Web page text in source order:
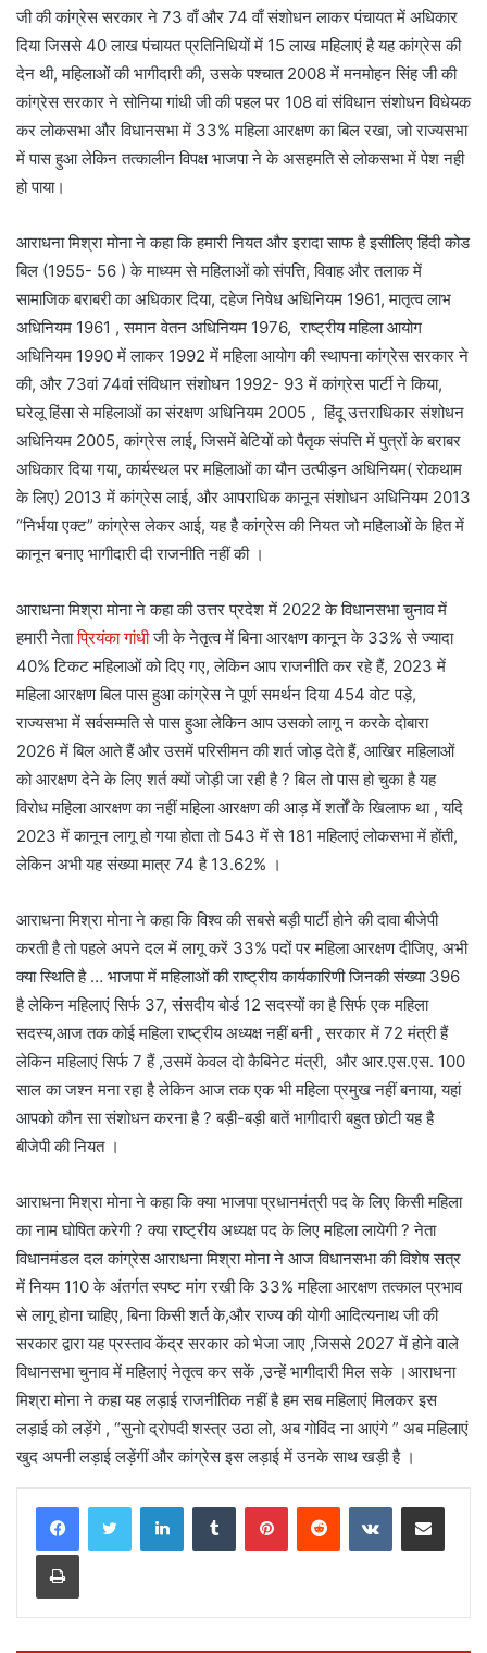
जी की कांग्रेस सरकार ने 73 वाँ और 74 वाँ संशोधन लाकर पंचायत में अधिकार
दिया जिससे 40 लाख पंचायत प्रतिनिधियों में 15 लाख महिलाएं है यह कांग्रेस की
देन थी, महिलाओं की भागीदारी की, उसके पश्चात 2008 में मनमोहन सिंह जी की
कांग्रेस सरकार ने सोनिया गांधी जी की पहल पर 108 वां संविधान संशोधन विधेयक
कर लोकसभा और विधानसभा में 33% महिला आरक्षण का बिल रखा, जो राज्यसभा
में पास हुआ लेकिन तत्कालीन विपक्ष भाजपा ने के असहमति से लोकसभा में पेश नही
हो पाया।
आराधना मिश्रा मोना ने कहा कि हमारी नियत और इरादा साफ है इसीलिए हिंदी कोड
बिल (1955- 56 ) के माध्यम से महिलाओं को संपत्ति, विवाह और तलाक में
सामाजिक बराबरी का अधिकार दिया, दहेज निषेध अधिनियम 1961, मातृत्व लाभ
अधिनियम 1961 , समान वेतन अधिनियम 1976, राष्ट्रीय महिला आयोग
अधिनियम 1990 में लाकर 1992 में महिला आयोग की स्थापना कांग्रेस सरकार ने
की, और 73वां 74वां संविधान संशोधन 1992- 93 में कांग्रेस पार्टी ने किया,
घरेलू हिंसा से महिलाओं का संरक्षण अधिनियम 2005 , हिंदू उत्तराधिकार संशोधन
अधिनियम 2005, कांग्रेस लाई, जिसमें बेटियों को पैतृक संपत्ति में पुत्रों के बराबर
अधिकार दिया गया, कार्यस्थल पर महिलाओं का यौन उत्पीड़न अधिनियम( रोकथाम
के लिए) 2013 में कांग्रेस लाई, और आपराधिक कानून संशोधन अधिनियम 2013
“निर्भया एक्ट” कांग्रेस लेकर आई, यह है कांग्रेस की नियत जो महिलाओं के हित में
कानून बनाए भागीदारी दी राजनीति नहीं की ।
आराधना मिश्रा मोना ने कहा की उत्तर प्रदेश में 2022 के विधानसभा चुनाव में
हमारी नेताप्रियंका गांधीजी के नेतृत्व में बिना आरक्षण कानून के 33% से ज्यादा
40% टिकट महिलाओं को दिए गए, लेकिन आप राजनीति कर रहे हैं, 2023 में
महिला आरक्षण बिल पास हुआ कांग्रेस ने पूर्ण समर्थन दिया 454 वोट पड़े,
राज्यसभा में सर्वसम्मति से पास हुआ लेकिन आप उसको लागू न करके दोबारा
2026 में बिल आते हैं और उसमें परिसीमन की शर्त जोड़ देते हैं, आखिर महिलाओं
को आरक्षण देने के लिए शर्त क्यों जोड़ी जा रही है ? बिल तो पास हो चुका है यह
विरोध महिला आरक्षण का नहीं महिला आरक्षण की आड़ में शर्तों के खिलाफ था , यदि
2023 में कानून लागू हो गया होता तो 543 में से 181 महिलाएं लोकसभा में होंती,
लेकिन अभी यह संख्या मात्र 74 है 13.62% ।
आराधना मिश्रा मोना ने कहा कि विश्व की सबसे बड़ी पार्टी होने की दावा बीजेपी
करती है तो पहले अपने दल में लागू करें 33% पदों पर महिला आरक्षण दीजिए, अभी
क्या स्थिति है … भाजपा में महिलाओं की राष्ट्रीय कार्यकारिणी जिनकी संख्या 396
है लेकिन महिलाएं सिर्फ 37, संसदीय बोर्ड 12 सदस्यों का है सिर्फ एक महिला
सदस्य,आज तक कोई महिला राष्ट्रीय अध्यक्ष नहीं बनी , सरकार में 72 मंत्री हैं
लेकिन महिलाएं सिर्फ 7 हैं ,उसमें केवल दो कैबिनेट मंत्री, और आर.एस.एस. 100
साल का जश्न मना रहा है लेकिन आज तक एक भी महिला प्रमुख नहीं बनाया, यहां
आपको कौन सा संशोधन करना है ? बड़ी-बड़ी बातें भागीदारी बहुत छोटी यह है
बीजेपी की नियत ।
आराधना मिश्रा मोना ने कहा कि क्या भाजपा प्रधानमंत्री पद के लिए किसी महिला
का नाम घोषित करेगी ? क्या राष्ट्रीय अध्यक्ष पद के लिए महिला लायेगी ? नेता
विधानमंडल दल कांग्रेस आराधना मिश्रा मोना ने आज विधानसभा की विशेष सत्र
में नियम 110 के अंतर्गत स्पष्ट मांग रखी कि 33% महिला आरक्षण तत्काल प्रभाव
से लागू होना चाहिए, बिना किसी शर्त के,और राज्य की योगी आदित्यनाथ जी की
सरकार द्वारा यह प्रस्ताव केंद्र सरकार को भेजा जाए ,जिससे 2027 में होने वाले
विधानसभा चुनाव में महिलाएं नेतृत्व कर सकें ,उन्हें भागीदारी मिल सके ।आराधना
मिश्रा मोना ने कहा यह लड़ाई राजनीतिक नहीं है हम सब महिलाएं मिलकर इस
लड़ाई को लड़ेंगे , “सुनो द्रोपदी शस्त्र उठा लो, अब गोविंद ना आएंगे ” अब महिलाएं
खुद अपनी लड़ाई लड़ेंगीं और कांग्रेस इस लड़ाई में उनके साथ खड़ी है ।
LinkedInTumblr PinterestReddit VKontakteShare via Email
Print